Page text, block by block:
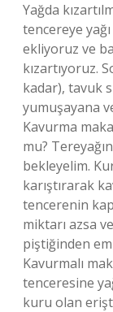
Yağda
tencereye
ekliyoruz ve
kızartıyoruz.
kadar), tavuk
yumuşayana
Kavurma
mu?
bekleyelim.
karıştırarak
tencerenin
miktarı azsa
piştiğinden
Kavurmalı
tenceresine
kuru olan